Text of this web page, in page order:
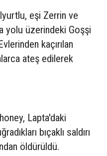
eşi Zerrin ve
yolu üzerindeki Goşşi
kaçırılan
ateş edilerek
Lapta'daki
bıçaklı saldırı
öldürüldü.